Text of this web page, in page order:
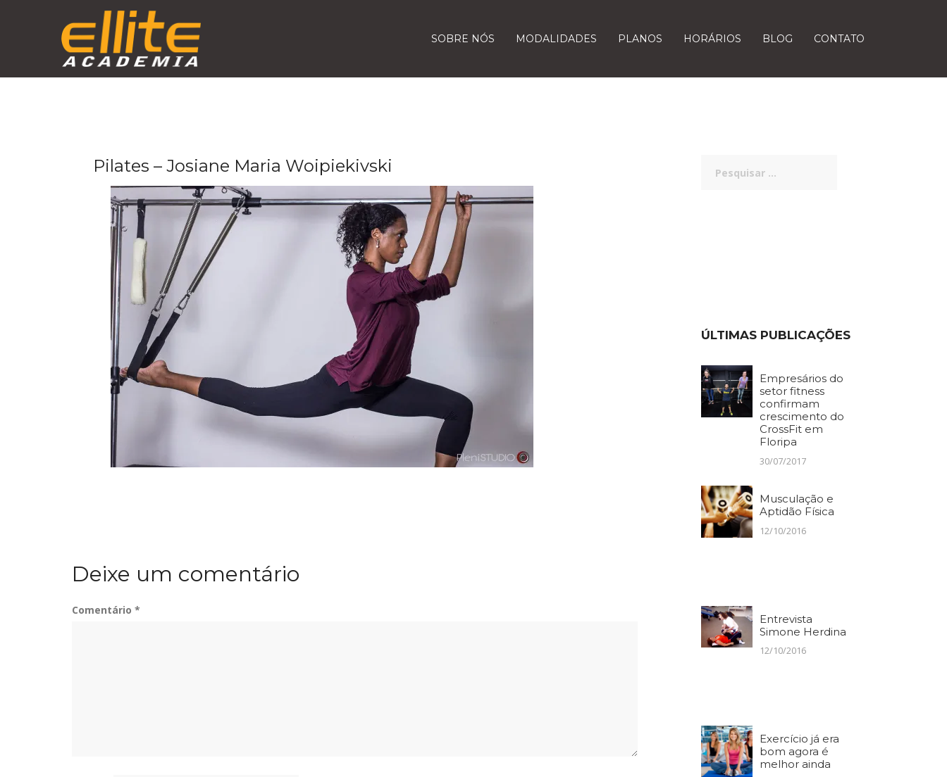
SOBRE NÓS MODALIDADES PLANOS HORÁRIOS BLOG CONTATO
Pilates – Josiane Maria Woipiekivski
Deixe um comentário
Comentário *
por:
ÚLTIMAS PUBLICAÇÕES
Empresários do
setor fitness
confirmam
crescimento do
CrossFit em
Floripa
30/07/2017
Musculação e
Aptidão Física
12/10/2016
Entrevista
Simone Herdina
12/10/2016
Exercício já era
bom agora é
melhor ainda